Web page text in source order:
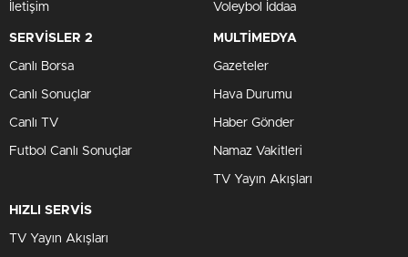
İletişim Voleybol İddaa
SERVİSLER 2
Canlı Borsa
Canlı Sonuçlar
Canlı TV
Futbol Canlı Sonuçlar
MULTİMEDYA
Gazeteler
Hava Durumu
Haber Gönder
Namaz Vakitleri
TV Yayın Akışları
HIZLI SERVİS
TV Yayın Akışları